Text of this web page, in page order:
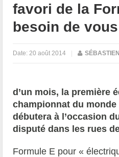
favori de la
besoin de
Date: 20 août 2014 |
d’un mois, la première
championnat du monde
débutera à l’occasion
disputé dans les rues
Formule E pour «